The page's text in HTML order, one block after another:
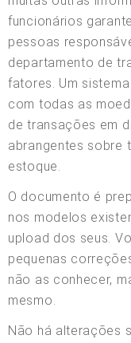
funcionários
pessoas
departamento de
fatores. Um
com todas as
de transações em
abrangentes sobre
estoque.
O documento é
nos modelos
upload dos seus.
pequenas
não as conhecer,
mesmo.
Não há alterações